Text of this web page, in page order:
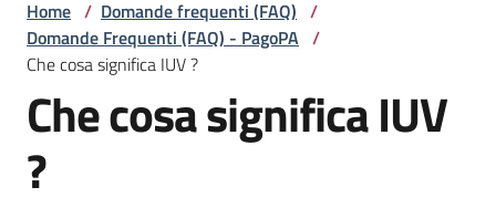
Amministrazione
Servizi
Home / Domande frequenti (FAQ) /
Domande Frequenti (FAQ) - PagoPA /
Che cosa significa IUV ?
Salta al contenuto
Che cosa significa IUV
?